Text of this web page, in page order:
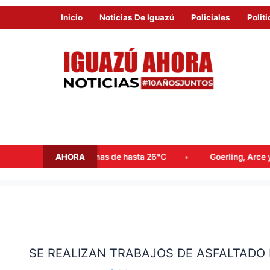
Inicio Noticias De Iguazú Policiales
AHORA
de hasta 26°C Goerling, Arce y Rojas Decut
SE REALIZAN TRABAJOS DE
TRABAJOS